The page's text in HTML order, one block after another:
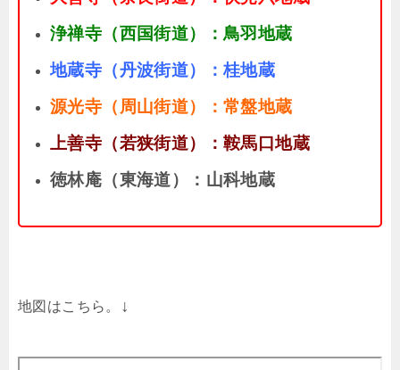
浄禅寺（西国街道）：鳥羽地蔵
地蔵寺（丹波街道）：桂地蔵
源光寺（周山街道）：常盤地蔵
上善寺（若狭街道）：鞍馬口地蔵
徳林庵（東海道）：山科地蔵
地図はこちら。 ↓